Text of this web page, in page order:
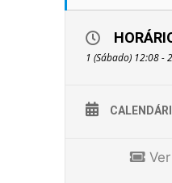
1 (Sábado) 12:08 -